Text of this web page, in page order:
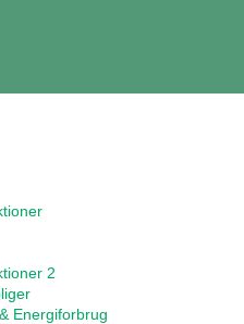
2
Energiforbrug